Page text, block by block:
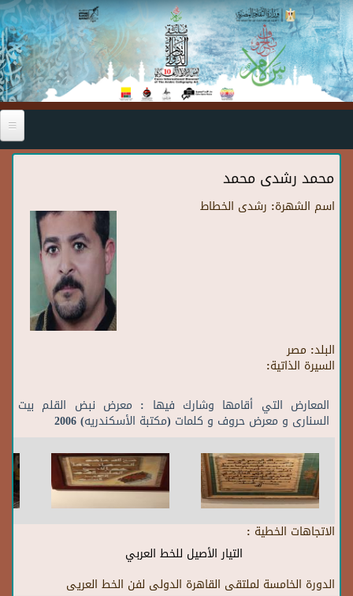
Skip to main content
محمد رشدى محمد
اسم الشهرة: رشدى الخطاط
البلد: مصر
السيرة الذاتية:
المعارض التي أقامها وشارك فيها : معرض نبض القلم بيت
السنارى و معرض حروف و كلمات (مكتبة الأسكندريه) 2006
الاتجاهات الخطية :
التيار الأصيل للخط العربي
الدورة الخامسة لملتقى القاهرة الدولى لفن الخط العريى